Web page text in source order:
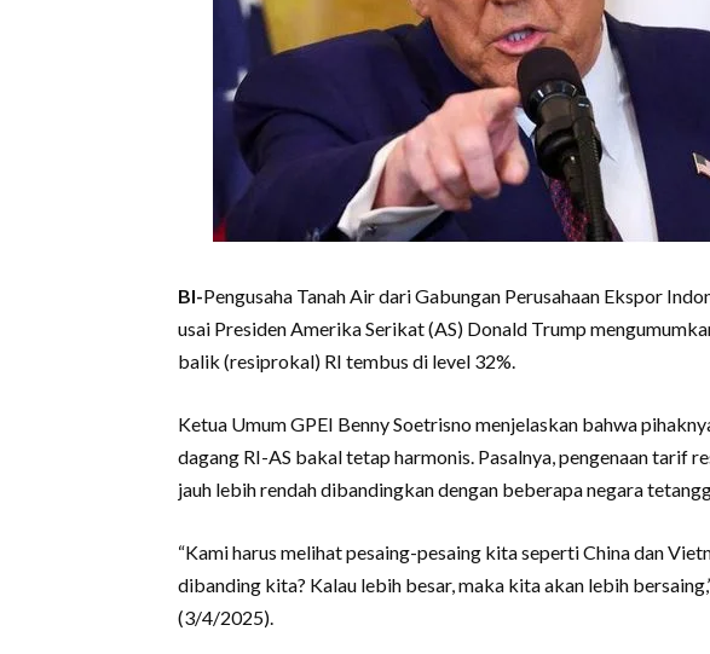
BI-Pengusaha Tanah Air dari Gabungan Perusahaan Ekspor
usai Presiden Amerika Serikat (AS) Donald Trump
balik (resiprokal) RI tembus di level 32%.
Ketua Umum GPEI Benny Soetrisno menjelaskan bahwa
dagang RI-AS bakal tetap harmonis. Pasalnya, pengenaan tarif
jauh lebih rendah dibandingkan dengan beberapa negara
“Kami harus melihat pesaing-pesaing kita seperti China dan
dibanding kita? Kalau lebih besar, maka kita akan lebih
(3/4/2025).